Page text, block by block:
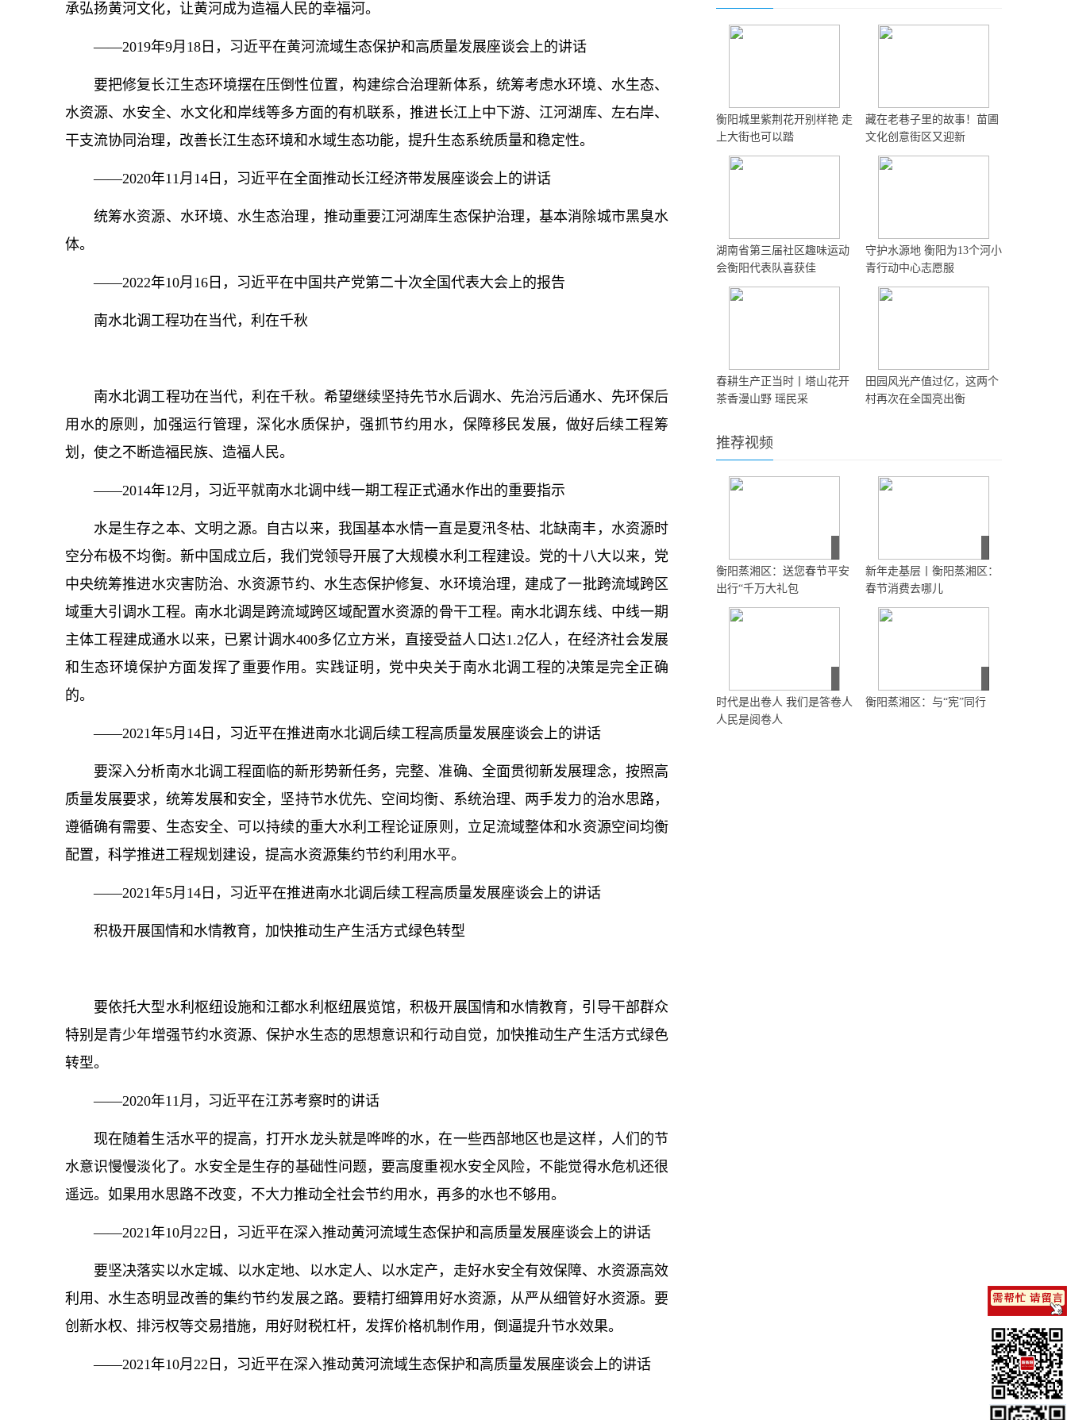
承弘扬黄河文化，让黄河成为造福人民的幸福河。
——2019年9月18日，习近平在黄河流域生态保护和高质量发展座谈会上的讲话
要把修复长江生态环境摆在压倒性位置，构建综合治理新体系，统筹考虑水环境、水生态、
水资源、水安全、水文化和岸线等多方面的有机联系，推进长江上中下游、江河湖库、左右岸、
干支流协同治理，改善长江生态环境和水域生态功能，提升生态系统质量和稳定性。
——2020年11月14日，习近平在全面推动长江经济带发展座谈会上的讲话
统筹水资源、水环境、水生态治理，推动重要江河湖库生态保护治理，基本消除城市黑臭水
体。
——2022年10月16日，习近平在中国共产党第二十次全国代表大会上的报告
南水北调工程功在当代，利在千秋
南水北调工程功在当代，利在千秋。希望继续坚持先节水后调水、先治污后通水、先环保后
用水的原则，加强运行管理，深化水质保护，强抓节约用水，保障移民发展，做好后续工程筹
划，使之不断造福民族、造福人民。
——2014年12月，习近平就南水北调中线一期工程正式通水作出的重要指示
水是生存之本、文明之源。自古以来，我国基本水情一直是夏汛冬枯、北缺南丰，水资源时
空分布极不均衡。新中国成立后，我们党领导开展了大规模水利工程建设。党的十八大以来，党
中央统筹推进水灾害防治、水资源节约、水生态保护修复、水环境治理，建成了一批跨流域跨区
域重大引调水工程。南水北调是跨流域跨区域配置水资源的骨干工程。南水北调东线、中线一期
主体工程建成通水以来，已累计调水400多亿立方米，直接受益人口达1.2亿人，在经济社会发展
和生态环境保护方面发挥了重要作用。实践证明，党中央关于南水北调工程的决策是完全正确
的。
——2021年5月14日，习近平在推进南水北调后续工程高质量发展座谈会上的讲话
要深入分析南水北调工程面临的新形势新任务，完整、准确、全面贯彻新发展理念，按照高
质量发展要求，统筹发展和安全，坚持节水优先、空间均衡、系统治理、两手发力的治水思路，
遵循确有需要、生态安全、可以持续的重大水利工程论证原则，立足流域整体和水资源空间均衡
配置，科学推进工程规划建设，提高水资源集约节约利用水平。
——2021年5月14日，习近平在推进南水北调后续工程高质量发展座谈会上的讲话
积极开展国情和水情教育，加快推动生产生活方式绿色转型
要依托大型水利枢纽设施和江都水利枢纽展览馆，积极开展国情和水情教育，引导干部群众
特别是青少年增强节约水资源、保护水生态的思想意识和行动自觉，加快推动生产生活方式绿色
转型。
——2020年11月，习近平在江苏考察时的讲话
现在随着生活水平的提高，打开水龙头就是哗哗的水，在一些西部地区也是这样，人们的节
水意识慢慢淡化了。水安全是生存的基础性问题，要高度重视水安全风险，不能觉得水危机还很
遥远。如果用水思路不改变，不大力推动全社会节约用水，再多的水也不够用。
——2021年10月22日，习近平在深入推动黄河流域生态保护和高质量发展座谈会上的讲话
要坚决落实以水定城、以水定地、以水定人、以水定产，走好水安全有效保障、水资源高效
利用、水生态明显改善的集约节约发展之路。要精打细算用好水资源，从严从细管好水资源。要
创新水权、排污权等交易措施，用好财税杠杆，发挥价格机制作用，倒逼提升节水效果。
——2021年10月22日，习近平在深入推动黄河流域生态保护和高质量发展座谈会上的讲话
衡阳城里紫荆花开别样艳 走
上大街也可以踏
藏在老巷子里的故事！苗圃
文化创意街区又迎新
湖南省第三届社区趣味运动
会衡阳代表队喜获佳
守护水源地 衡阳为13个河小
青行动中心志愿服
春耕生产正当时丨塔山花开
茶香漫山野 瑶民采
田园风光产值过亿，这两个
村再次在全国亮出衡
推荐视频
衡阳蒸湘区：送您春节平安
出行“千万大礼包
新年走基层丨衡阳蒸湘区：
春节消费去哪儿
时代是出卷人 我们是答卷人
人民是阅卷人
衡阳蒸湘区：与“宪”同行